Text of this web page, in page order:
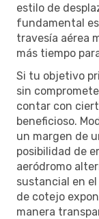
estilo de
fundamental
travesía aérea
más tiempo
Si tu objetivo
sin
contar con
beneficioso.
un margen de
posibilidad de
aeródromo
sustancial en
de cotejo
manera